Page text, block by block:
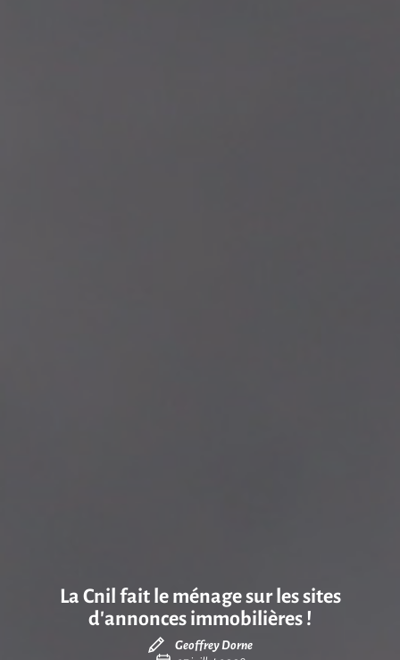
La Cnil fait le ménage sur les sites
d’annonces immobilières !
Geoffrey Dorne